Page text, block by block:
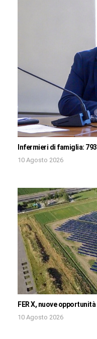
Infermieri di famiglia:
10 Agosto 2026
FER X, nuove
10 Agosto 2026